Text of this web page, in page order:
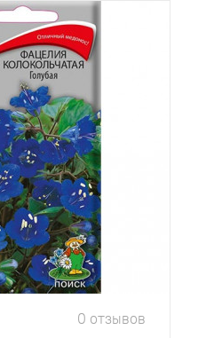
0 отзывов